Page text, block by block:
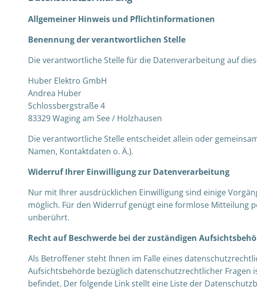
Allgemeiner Hinweis und Pflichtinformationen
Benennung der verantwortlichen Stelle
Die verantwortliche Stelle für die Datenverarbeitung auf
Huber Elektro GmbH
Andrea Huber
Schlossbergstraße 4
83329Waging am See / Holzhausen
Die verantwortliche Stelle entscheidet allein oder
Namen, Kontaktdaten o. Ä.).
Widerruf Ihrer Einwilligung zur Datenverarbeitung
Nur mit Ihrer ausdrücklichen Einwilligung sind einige
möglich. Für den Widerruf genügt eine formlose Mitteilung
unberührt.
Recht auf Beschwerde bei der zuständigen
Als Betroffener steht Ihnen im Falle eines
Aufsichtsbehörde bezüglich datenschutzrechtlicher Fragen
befindet. Der folgende Link stellt eine Liste der